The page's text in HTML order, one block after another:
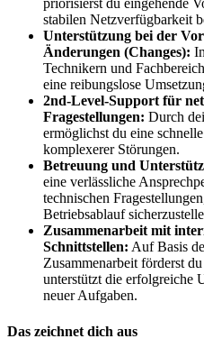
priorisierst du eingehende
stabilen Netzverfügbarkeit
Unterstützung bei der
Änderungen (Changes):
Technikern und
eine reibungslose
2nd-Level-Support für
Fragestellungen: Durch
ermöglichst du eine
komplexerer Störungen.
Betreuung und
eine verlässliche
technischen
Betriebsablauf
Zusammenarbeit mit
Schnittstellen: Auf Basis
Zusammenarbeit förderst
unterstützt die erfolgreiche
neuer Aufgaben.
Das zeichnet dich aus